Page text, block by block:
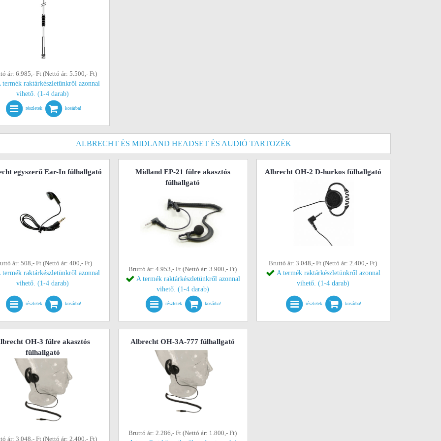
ár: 6.985,- Ft (Nettó ár: 5.500,- Ft)
termék raktárkészletünkről azonnal
vihető. (1-4 darab)
részletek kosárba!
ALBRECHT ÉS MIDLAND HEADSET ÉS AUDIÓ TARTOZÉK
egyszerű Ear-In fülhallgató
ár: 508,- Ft (Nettó ár: 400,- Ft)
termék raktárkészletünkről azonnal
vihető. (1-4 darab)
részletek kosárba!
Midland EP-21 fülre akasztós
fülhallgató
Bruttó ár: 4.953,- Ft (Nettó ár: 3.900,- Ft)
A termék raktárkészletünkről azonnal
vihető. (1-4 darab)
részletek kosárba!
Albrecht OH-2 D-hurkos fülhallgató
Bruttó ár: 3.048,- Ft (Nettó ár: 2.400,- Ft)
A termék raktárkészletünkről azonnal
vihető. (1-4 darab)
részletek kosárba!
OH-3 fülre akasztós
fülhallgató
ár: 3.048,- Ft (Nettó ár: 2.400,- Ft)
Albrecht OH-3A-777 fülhallgató
Bruttó ár: 2.286,- Ft (Nettó ár: 1.800,- Ft)